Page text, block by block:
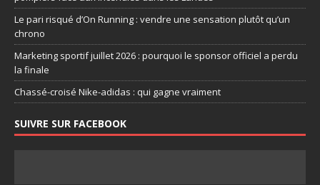
Le pari risqué d’On Running : vendre une sensation plutôt qu’un
chrono
Marketing sportif juillet 2026 : pourquoi le sponsor officiel a perdu
la finale
Chassé-croisé Nike-adidas : qui gagne vraiment
SUIVRE SUR FACEBOOK